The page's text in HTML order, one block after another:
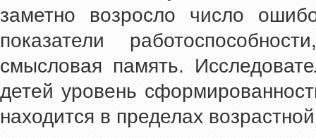
заметно возросло число
показатели
смысловая память.
детей уровень
находится в пределах